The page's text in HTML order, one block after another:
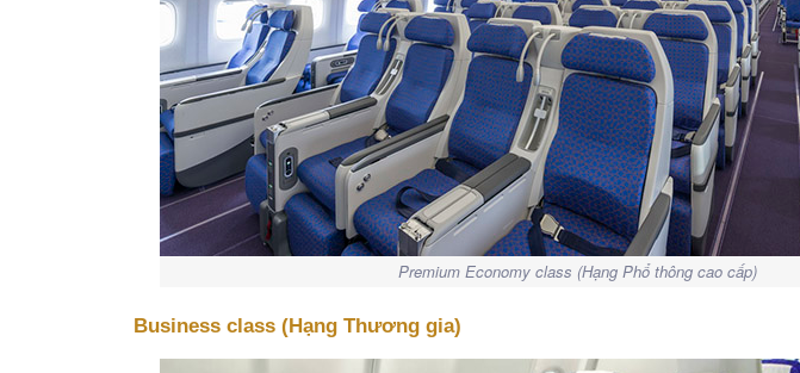
Premium Economy class (Hạng Phổ thông cao cấp)
Business class (Hạng Thương gia)